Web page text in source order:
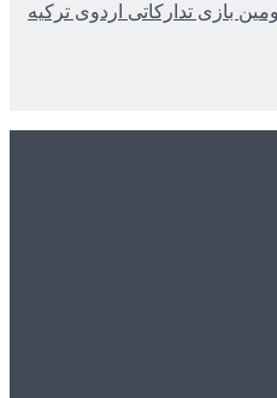
بازی تدارکاتی اردوی ترکیه